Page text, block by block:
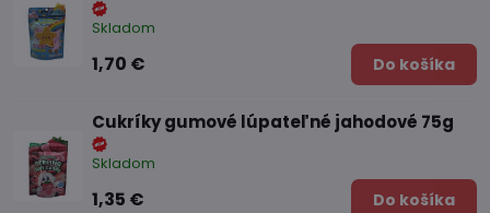
Skladom
1,70 € Do košíka
Cukríky gumové lúpateľné jahodové 75g
Skladom
1,35 € Do košíka